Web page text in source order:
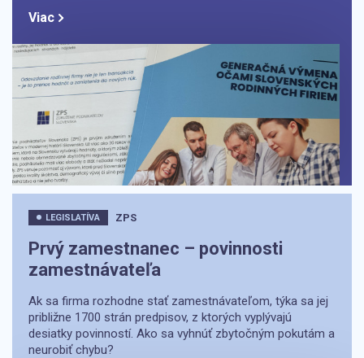
Viac
LEGISLATÍVA ZPS
Prvý zamestnanec – povinnosti
zamestnávateľa
Ak sa firma rozhodne stať zamestnávateľom, týka sa jej
približne 1700 strán predpisov, z ktorých vyplývajú
desiatky povinností. Ako sa vyhnúť zbytočným pokutám a
neurobiť chybu?